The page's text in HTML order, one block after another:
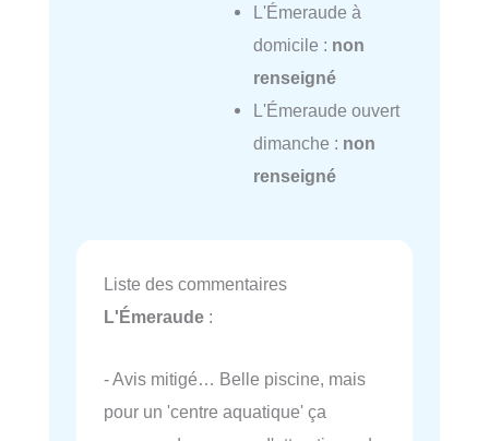
L'Émeraude à
domicile : non
renseigné
L'Émeraude ouvert
dimanche : non
renseigné
Liste des commentaires
L'Émeraude :
- Avis mitigé… Belle piscine, mais
pour un 'centre aquatique' ça